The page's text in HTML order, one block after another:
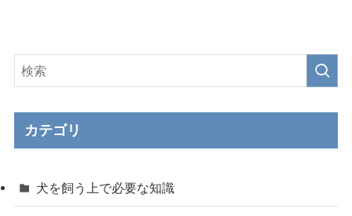
カテゴリ
犬を飼う上で必要な知識